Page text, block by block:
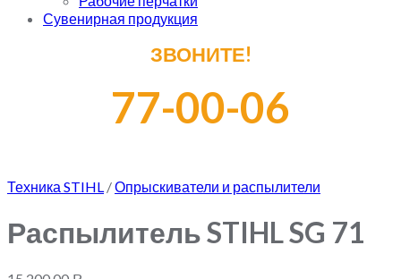
Сувенирная продукция
ЗВОНИТЕ!
77-00-06
Техника STIHL /Опрыскиватели и распылители
Распылитель STIHL SG 71